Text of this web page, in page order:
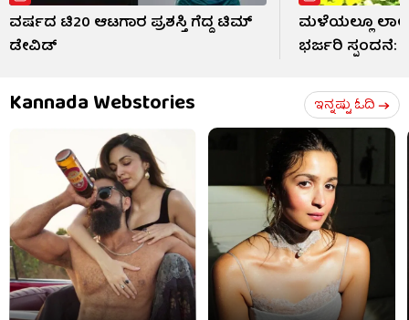
ವರ್ಷದ ಟಿ20 ಆಟಗಾರ ಪ್ರಶಸ್ತಿ ಗೆದ್ದ ಟಿಮ್
ಡೇವಿಡ್
ಮಳೆಯಲ್ಲೂ
ಭರ್ಜರಿ
Kannada Webstories ಇನ್ನಷ್ಟು ಓದಿ